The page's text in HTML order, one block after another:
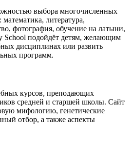
выбора многочисленных
литература,
фотография, обучение на латыни,
School подойдёт детям, желающим
дисциплинах или развить
программ.
курсов, преподающих
средней и старшей школы. Сайт
мифологию, генетические
отбор, а также аспекты